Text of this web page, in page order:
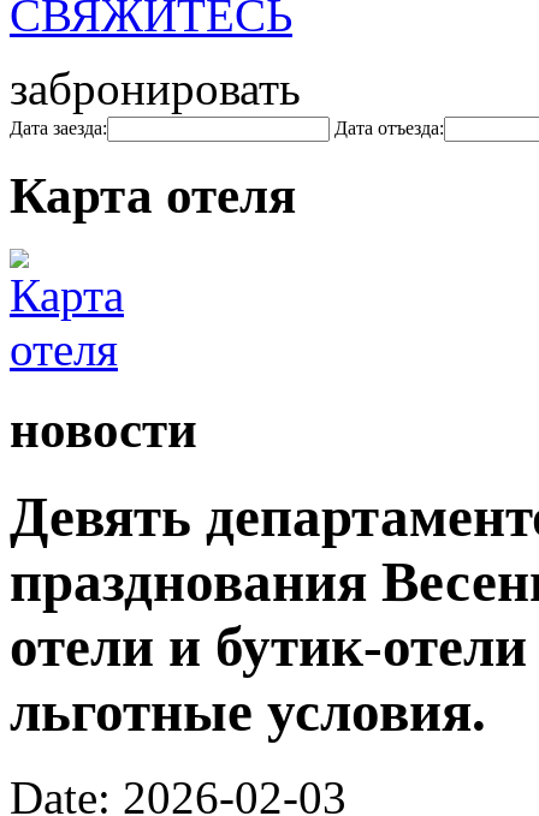
СВЯЖИТЕСЬ
забронировать
Дата заезда: Дата отъезда:
Карта отеля
новости
Девять
празднования
отели и бутик-
льготные условия.
Date: 2026-02-03